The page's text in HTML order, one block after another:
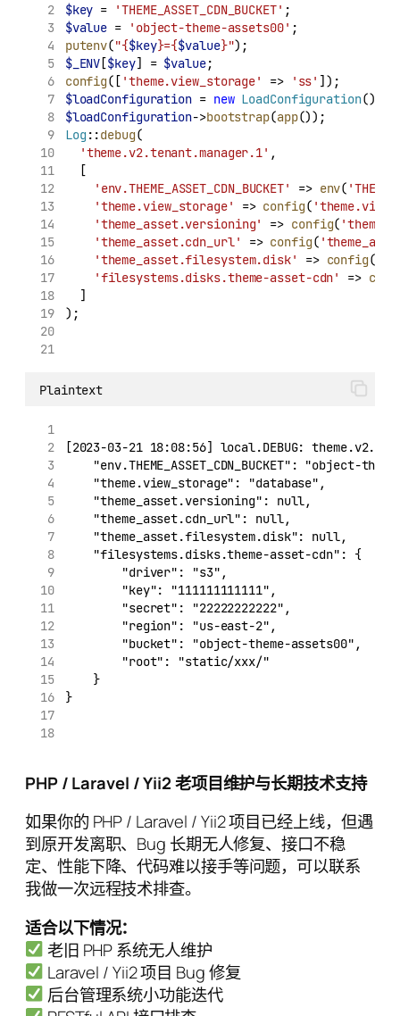
$key = 'THEME_ASSET_CDN_BUCKET' ;
$value = 'object-theme-assets00' ;
putenv("{$key}={$value}");
$_ENV [$key] = $value;
config([ 'theme.view_storage' => 'ss' ]);
$loadConfiguration = new LoadConfiguration();
$loadConfiguration->bootstrap(app());
Log ::debug(
'theme.v2.tenant.manager.1' ,
	[
'env.THEME_ASSET_CDN_BUCKET'
=> env(
'theme.view_storage'
=> config(
'theme_asset.versioning'
=> config(
'theme_asset.cdn_url'
=> config(
'theme_asset.filesystem.disk'
=> config(
'filesystems.disks.theme-asset-cdn'
=>
	]
);
Plaintext
[2023-03-21 18:08:56] local.DEBUG:
"env.THEME_ASSET_CDN_BUCKET": "object-
    "theme.view_storage": "database",
    "theme_asset.versioning": null,
    "theme_asset.cdn_url": null,
    "theme_asset.filesystem.disk": null,
    "filesystems.disks.theme-asset-cdn": {
        "driver": "s3",
        "key": "111111111111",
        "secret": "22222222222",
        "region": "us-east-2",
        "bucket": "object-theme-assets00",
        "root": "static/xxx/"
    }
}
PHP / Laravel / Yii2 老项目维护与长期技术支持
如果你的 PHP / Laravel / Yii2 项目已经上线，但遇
到原开发离职、Bug 长期无人修复、接口不稳
定、性能下降、代码难以接手等问题，可以联系
我做一次远程技术排查。
适合以下情况：
老旧 PHP 系统无人维护
Laravel / Yii2 项目 Bug 修复
后台管理系统小功能迭代